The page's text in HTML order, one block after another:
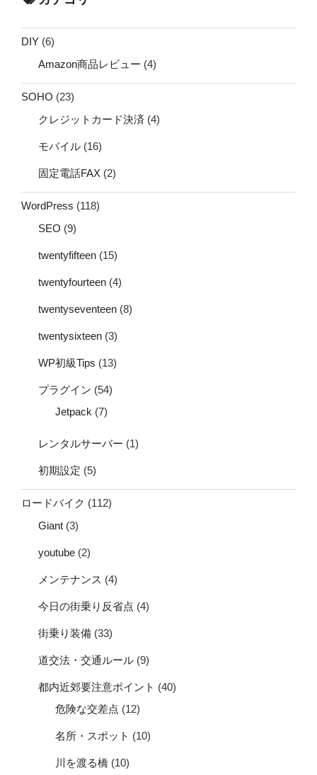
DIY (6)
Amazon商品レビュー (4)
SOHO (23)
クレジットカード決済 (4)
モバイル (16)
固定電話FAX (2)
WordPress (118)
SEO (9)
twentyfifteen (15)
twentyfourteen (4)
twentyseventeen (8)
twentysixteen (3)
WP初級Tips (13)
プラグイン (54)
Jetpack (7)
レンタルサーバー (1)
初期設定 (5)
ロードバイク (112)
Giant (3)
youtube (2)
メンテナンス (4)
今日の街乗り反省点 (4)
街乗り装備 (33)
道交法・交通ルール (9)
都内近郊要注意ポイント (40)
危険な交差点 (12)
名所・スポット (10)
川を渡る橋 (10)